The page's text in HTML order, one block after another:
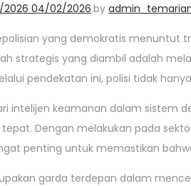
04/02/2026.by
yang demokratis menuntut
strategis yang diambil adalah
pendekatan ini, polisi tidak
intelijen keamanan dalam sistem
Dengan melakukan pada
penting untuk memastikan
garda terdepan dalam